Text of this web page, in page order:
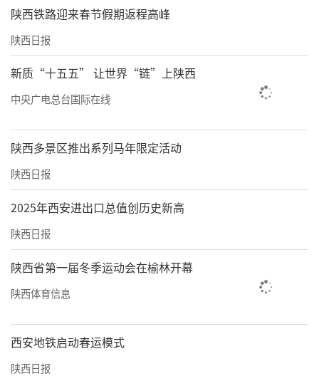
陕西铁路迎来春节假期返程高峰
陕西日报
新质“十五五” 让世界“链”上陕西
中央广电总台国际在线
陕西多景区推出系列马年限定活动
陕西日报
2025年西安进出口总值创历史新高
陕西日报
陕西省第一届冬季运动会在榆林开幕
陕西体育信息
西安地铁启动春运模式
陕西日报